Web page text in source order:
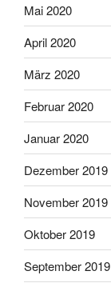
Mai 2020
April 2020
März 2020
Februar 2020
Januar 2020
Dezember 2019
November 2019
Oktober 2019
September 2019